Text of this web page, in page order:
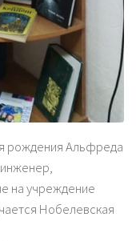
рождения Альфреда
на учреждение
Нобелевская